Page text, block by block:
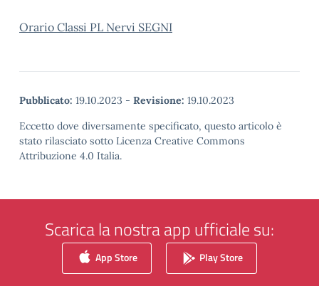
Orario Classi PL Nervi SEGNI
Pubblicato: 19.10.2023 - Revisione: 19.10.2023
Eccetto dove diversamente specificato, questo articolo è
stato rilasciato sotto Licenza Creative Commons
Attribuzione 4.0 Italia.
Scarica la nostra app ufficiale su:
App Store Play Store